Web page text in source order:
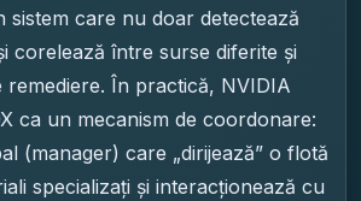
sistem care nu doar detectează
corelează între surse diferite și
remediere. În practică, NVIDIA
ca un mecanism de coordonare:
(manager) care „dirijează” o flotă
specializați și interacționează cu